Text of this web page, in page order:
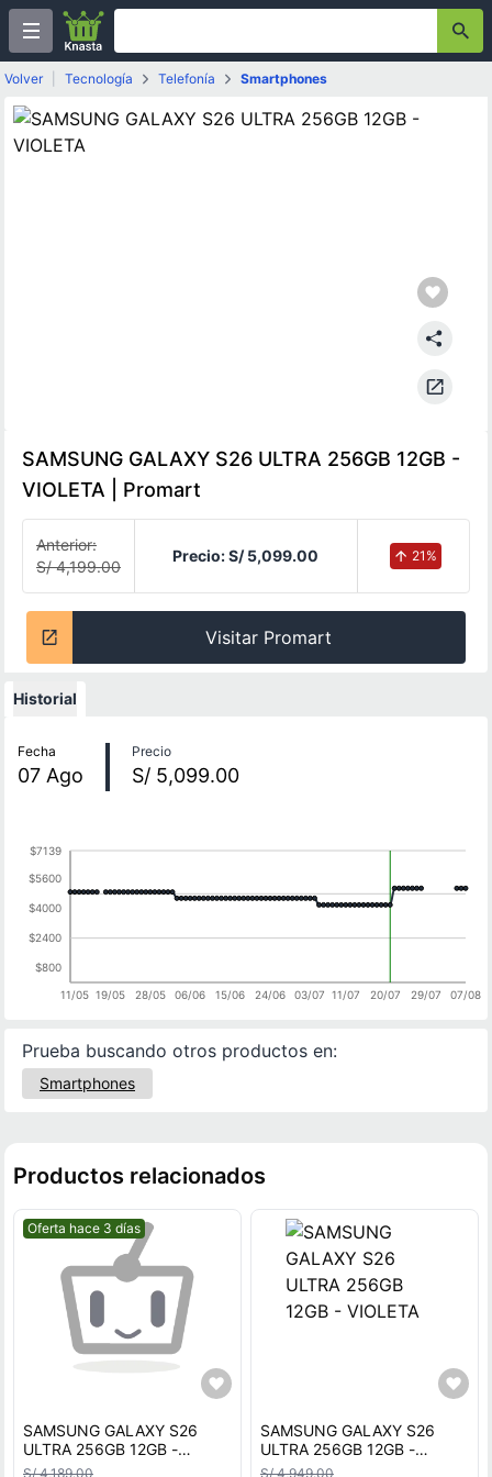
Volver Tecnología Telefonía Smartphones
SAMSUNG GALAXY S26 ULTRA 256GB 12GB -
VIOLETA | Promart
Anterior:
S/ 4,199.00
Precio:S/ 5,099.00 21 %
Visitar Promart
Historial
Fecha
07 Ago
Precio
S/ 5,099.00
11/05 19/05 28/05 06/06 15/06 24/06 03/07 11/07 20/07 29/07 07/08
$800
$2400
$4000
$5600
$7139
Prueba buscando otros productos en:
Smartphones
Productos relacionados
Mejor precio.
Oferta hace 3 días
SAMSUNG GALAXY S26
ULTRA 256GB 12GB -
VIOLETA
S/ 4,189.00
SAMSUNG GALAXY S26
ULTRA 256GB 12GB -
VIOLETA
S/ 4,949.00